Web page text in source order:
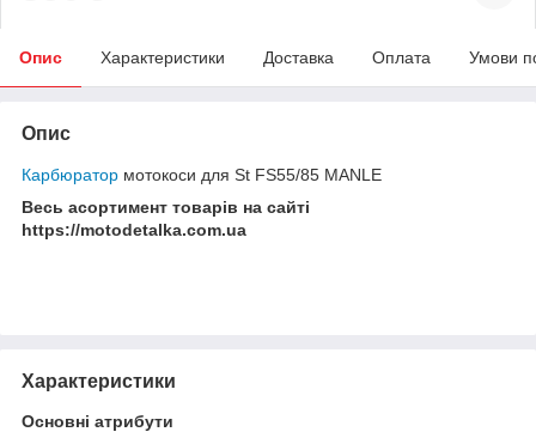
Опис Характеристики Доставка Оплата Умови
Опис
Карбюратор мотокоси для St FS55/85 MANLE
Весь асортимент товарів на сайті
https://motodetalka.com.ua
Характеристики
Основні атрибути